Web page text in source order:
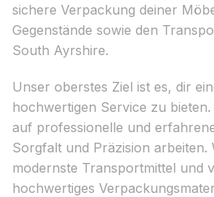
sichere Verpackung deiner
Gegenstände sowie den
South Ayrshire.
Unser oberstes Ziel ist es, dir
hochwertigen Service zu
auf professionelle und
Sorgfalt und Präzision
modernste Transportmittel und
hochwertiges